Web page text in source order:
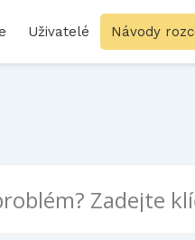
Uživatelé Návody